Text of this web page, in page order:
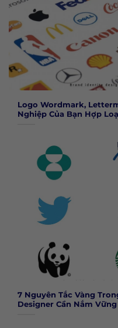
Logo Wordmark,
Nghiệp Của Bạn Hợp
7 Nguyên Tắc Vàng
Designer Cần Nắm Vững